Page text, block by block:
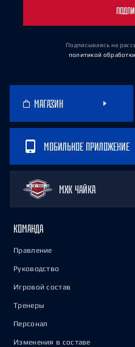
Подписываясь на
политикой
МАГАЗИН
МОБИЛЬНОЕ ПРИЛОЖЕНИЕ
МХК ЧАЙКА
КОМАНДА
Правление
Руководство
Игровой состав
Тренеры
Персонал
Изменения в составе